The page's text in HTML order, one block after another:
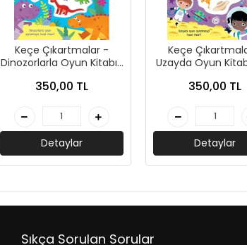
Keçe Çıkartmalar -
Dinozorlarla Oyun Kitabı-
350,00 TL
Detaylar
Keçe
Uzayda Oyun
350,00 TL
Detaylar
Sıkça Sorulan Sorular